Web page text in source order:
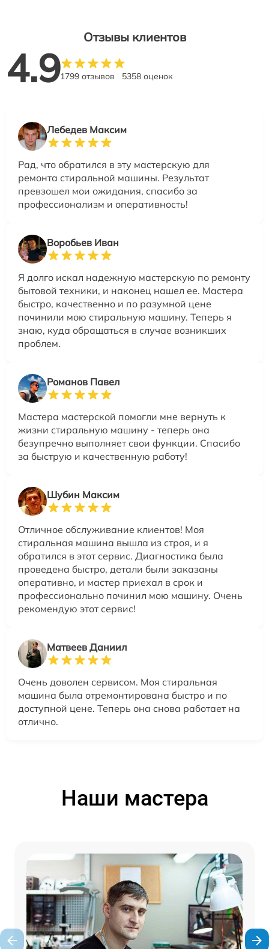
Отзывы клиентов
4.91799 отзывов 5358 оценок
Лебедев Максим
Рад, что обратился в эту мастерскую для
ремонта стиральной машины. Результат
превзошел мои ожидания, спасибо за
профессионализм и оперативность!
Воробьев Иван
Я долго искал надежную мастерскую по ремонту
бытовой техники, и наконец нашел ее. Мастера
быстро, качественно и по разумной цене
починили мою стиральную машину. Теперь я
знаю, куда обращаться в случае возникших
проблем.
Романов Павел
Мастера мастерской помогли мне вернуть к
жизни стиральную машину - теперь она
безупречно выполняет свои функции. Спасибо
за быструю и качественную работу!
Шубин Максим
Отличное обслуживание клиентов! Моя
стиральная машина вышла из строя, и я
обратился в этот сервис. Диагностика была
проведена быстро, детали были заказаны
оперативно, и мастер приехал в срок и
профессионально починил мою машину. Очень
рекомендую этот сервис!
Матвеев Даниил
Очень доволен сервисом. Моя стиральная
машина была отремонтирована быстро и по
доступной цене. Теперь она снова работает на
отлично.
Наши мастера